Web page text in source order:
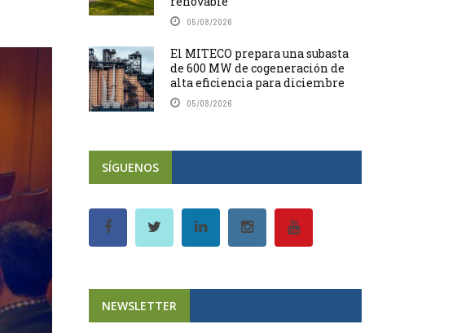
05/08/2026
El MITECO prepara una subasta
de 600 MW de cogeneración de
alta eficiencia para diciembre
05/08/2026
SÍGUENOS
NEWSLETTER